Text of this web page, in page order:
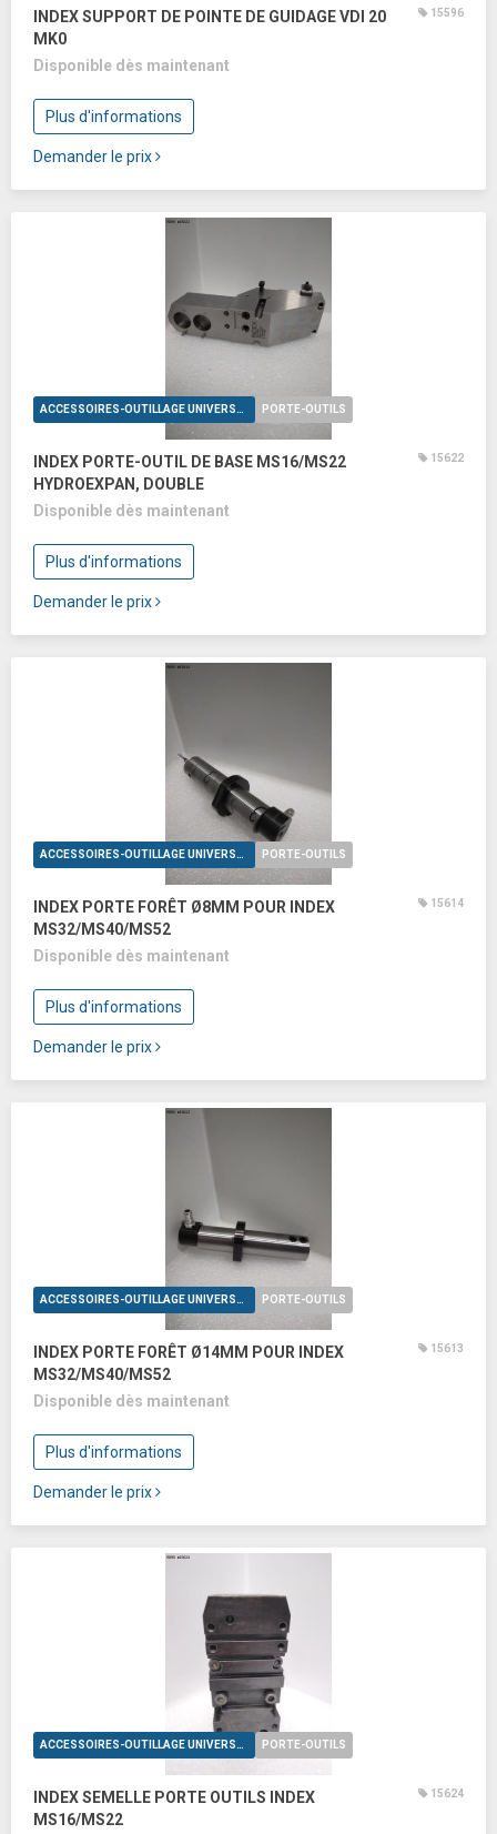
INDEX SUPPORT DE POINTE DE GUIDAGE VDI 20
MK0
15596
Disponible dès maintenant
Plus d'informations
Demander le prix
ACCESSOIRES-OUTILLAGE UNIVERSELS PORTE-OUTILS
INDEX PORTE-OUTIL DE BASE MS16/MS22
HYDROEXPAN, DOUBLE
15622
Disponible dès maintenant
Plus d'informations
Demander le prix
ACCESSOIRES-OUTILLAGE UNIVERSELS PORTE-OUTILS
INDEX PORTE FORÊT Ø8MM POUR INDEX
MS32/MS40/MS52
15614
Disponible dès maintenant
Plus d'informations
Demander le prix
ACCESSOIRES-OUTILLAGE UNIVERSELS PORTE-OUTILS
INDEX PORTE FORÊT Ø14MM POUR INDEX
MS32/MS40/MS52
15613
Disponible dès maintenant
Plus d'informations
Demander le prix
ACCESSOIRES-OUTILLAGE UNIVERSELS PORTE-OUTILS
INDEX SEMELLE PORTE OUTILS INDEX
MS16/MS22
15624